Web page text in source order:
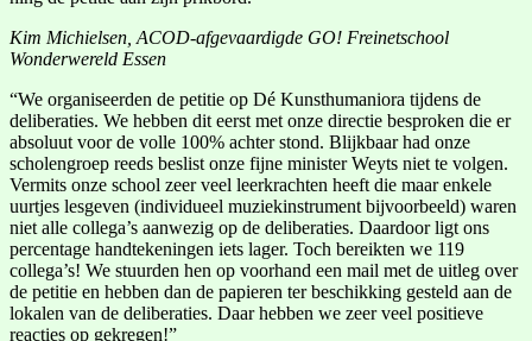
Kim Michielsen, ACOD-afgevaardigde GO! Freinetschool
Wonderwereld Essen
“We organiseerden de petitie op Dé Kunsthumaniora tijdens de
deliberaties. We hebben dit eerst met onze directie besproken die er
absoluut voor de volle 100% achter stond. Blijkbaar had onze
scholengroep reeds beslist onze fijne minister Weyts niet te volgen.
Vermits onze school zeer veel leerkrachten heeft die maar enkele
uurtjes lesgeven (individueel muziekinstrument bijvoorbeeld) waren
niet alle collega’s aanwezig op de deliberaties. Daardoor ligt ons
percentage handtekeningen iets lager. Toch bereikten we 119
collega’s! We stuurden hen op voorhand een mail met de uitleg over
de petitie en hebben dan de papieren ter beschikking gesteld aan de
lokalen van de deliberaties. Daar hebben we zeer veel positieve
reacties op gekregen!”